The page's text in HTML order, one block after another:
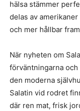
hälsa stämmer
delas av
och mer hållbar
När nyheten om
förväntningarna
den moderna
Salatin vid rodret
där ren mat, frisk